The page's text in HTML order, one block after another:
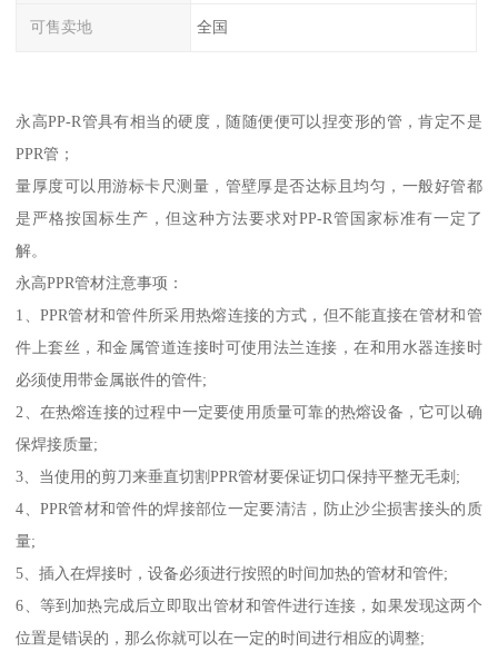
可售卖地 全国
永高PP-R管具有相当的硬度，随随便便可以捏变形的管，肯定不是
PPR管；
量厚度可以用游标卡尺测量，管壁厚是否达标且均匀，一般好管都
是严格按国标生产，但这种方法要求对PP-R管国家标准有一定了
解。
永高PPR管材注意事项：
1、PPR管材和管件所采用热熔连接的方式，但不能直接在管材和管
件上套丝，和金属管道连接时可使用法兰连接，在和用水器连接时
必须使用带金属嵌件的管件;
2、在热熔连接的过程中一定要使用质量可靠的热熔设备，它可以确
保焊接质量;
3、当使用的剪刀来垂直切割PPR管材要保证切口保持平整无毛刺;
4、PPR管材和管件的焊接部位一定要清洁，防止沙尘损害接头的质
量;
5、插入在焊接时，设备必须进行按照的时间加热的管材和管件;
6、等到加热完成后立即取出管材和管件进行连接，如果发现这两个
位置是错误的，那么你就可以在一定的时间进行相应的调整;